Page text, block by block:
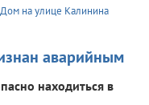
Дом на улице Калинина
аварийным
находиться в